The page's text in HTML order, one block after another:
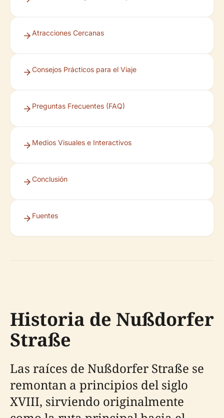
Atracciones Cercanas
Consejos Prácticos para el Viaje
Preguntas Frecuentes (FAQ)
Medios Visuales e Interactivos
Conclusión
Fuentes
Historia de Nußdorfer
Straße
Las raíces de Nußdorfer Straße se
remontan a principios del siglo
XVIII, sirviendo originalmente